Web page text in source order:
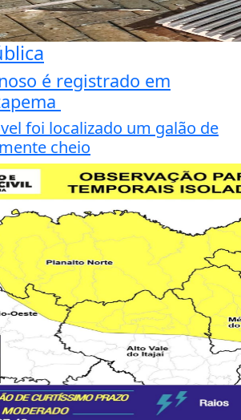
é registrado em
foi localizado um galão de
cheio